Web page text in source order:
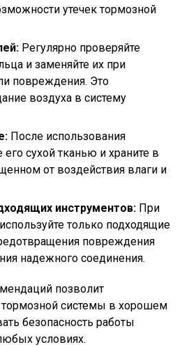
утечек тормозной
Регулярно проверяйте
и заменяйте их при
повреждения. Это
воздуха в систему
После использования
его сухой тканью и храните в
от воздействия влаги и
инструментов: При
только подходящие
повреждения
надежного соединения.
позволит
системы в хорошем
безопасность работы
условиях.